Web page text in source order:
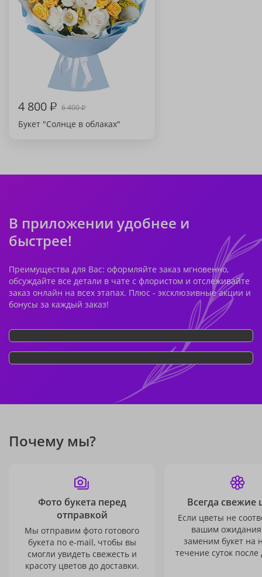
4 800₽ 6 400₽
Букет "Солнце в облаках"
В приложении удобнее и
быстрее!
Преимущества для Вас: оформляйте заказ мгновенно,
обсуждайте все детали в чате с флористом и отслеживайте
заказ онлайн на всех этапах. Плюс - эксклюзивные акции и
бонусы за каждый заказ!
Почему мы?
Фото букета перед
отправкой
Мы отправим фото готового
букета по e-mail, чтобы вы
смогли увидеть свежесть и
красоту цветов до доставки.
Всегда свежие
Если цветы не
вашим
заменим букет на
течение суток после